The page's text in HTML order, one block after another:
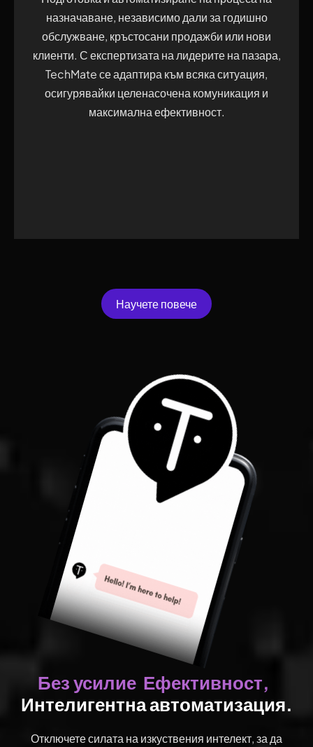
назначаване, независимо дали за годишно
обслужване, кръстосани продажби или нови
клиенти. С експертизата на лидерите на пазара,
TechMate се адаптира към всяка ситуация,
осигурявайки целенасочена комуникация и
максимална ефективност.
Научете повече
Без усилие Ефективност,
Интелигентна автоматизация.
Отключете силата на изкуствения интелект, за да